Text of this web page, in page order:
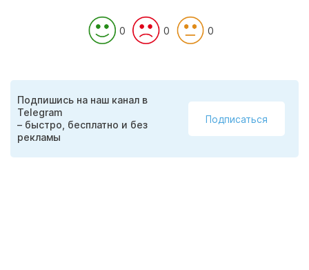
0 0 0
Подпишись на наш канал в
Telegram
– быстро, бесплатно и без
рекламы
Подписаться